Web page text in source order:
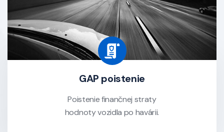
GAP poistenie
Poistenie finančnej straty
hodnoty vozidla po havárii.